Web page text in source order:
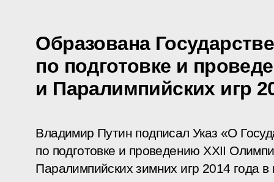
Образована
по подготовке и
и Паралимпийских игр
Владимир Путин подписал Указ «О
по подготовке и проведению XXII
Паралимпийских зимних игр 2014 года в